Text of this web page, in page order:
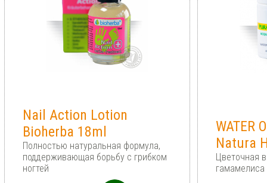
Nail Action Lotion
Bioherba 18ml
Полностью натуральная формула,
поддерживающая борьбу с грибком
ногтей
WATER
Natura
Цветочная
гамамелиса